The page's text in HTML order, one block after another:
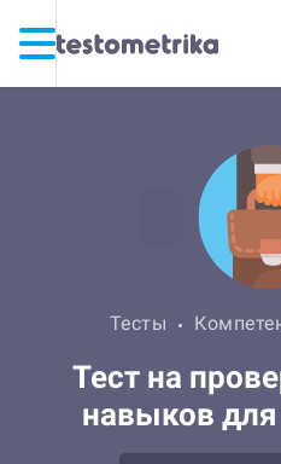
Тесты
Тест на
навыков для